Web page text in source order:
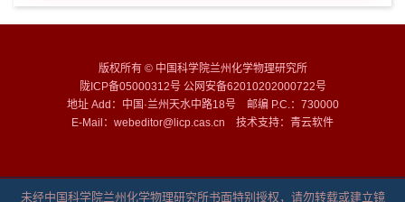
版权所有 © 中国科学院兰州化学物理研究所
陇ICP备05000312号 公网安备62010202000722号
地址 Add：中国·兰州天水中路18号 邮编 P.C.：730000
E-Mail：webeditor@licp.cas.cn 技术支持： 青云软件
未经中国科学院兰州化学物理研究所书面特别授权，请勿转载或建立镜